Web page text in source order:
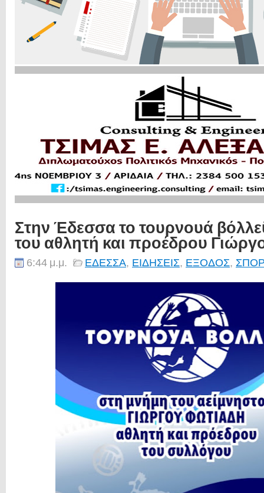
Στην Έδεσσα το τουρνουά
του αθλητή και προέδρου
6:44 μ.μ. ΕΔΕΣΣΑ, ΕΙΔΗΣΕΙΣ, ΕΞΟΔΟΣ,